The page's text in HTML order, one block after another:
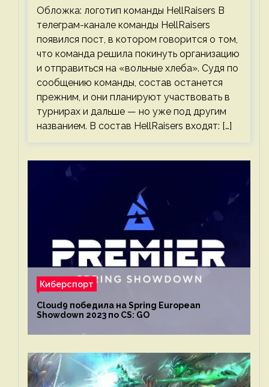
Обложка: логотип команды HellRaisers В
телеграм-канале команды HellRaisers
появился пост, в котором говорится о том,
что команда решила покинуть организацию
и отправиться на «вольные хлеба». Судя по
сообщению команды, состав останется
прежним, и они планируют участвовать в
турнирах и дальше — но уже под другим
названием. В состав HellRaisers входят: […]
Киберспорт
Cloud9 победила на Spring European
Showdown 2023 по CS: GO